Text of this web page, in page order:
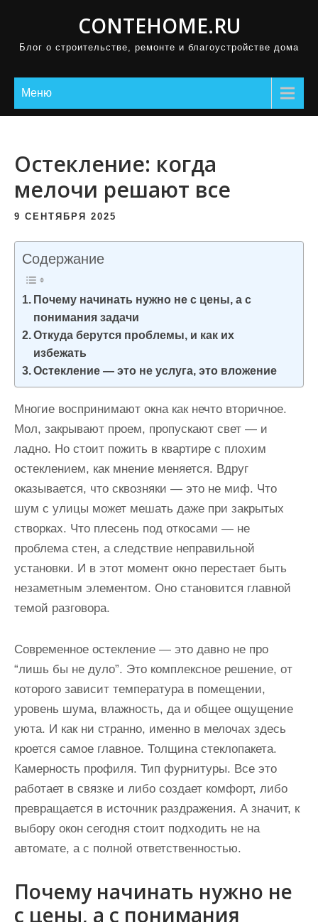
CONTEHOME.RU
Блог о строительстве, ремонте и благоустройстве дома
Меню
Остекление: когда
мелочи решают все
9 СЕНТЯБРЯ 2025
Содержание
Почему начинать нужно не с цены, а с
понимания задачи
Откуда берутся проблемы, и как их
избежать
Остекление — это не услуга, это вложение
Многие воспринимают окна как нечто вторичное.
Мол, закрывают проем, пропускают свет — и
ладно. Но стоит пожить в квартире с плохим
остеклением, как мнение меняется. Вдруг
оказывается, что сквозняки — это не миф. Что
шум с улицы может мешать даже при закрытых
створках. Что плесень под откосами — не
проблема стен, а следствие неправильной
установки. И в этот момент окно перестает быть
незаметным элементом. Оно становится главной
темой разговора.
Современное остекление — это давно не про
“лишь бы не дуло”. Это комплексное решение, от
которого зависит температура в помещении,
уровень шума, влажность, да и общее ощущение
уюта. И как ни странно, именно в мелочах здесь
кроется самое главное. Толщина стеклопакета.
Камерность профиля. Тип фурнитуры. Все это
работает в связке и либо создает комфорт, либо
превращается в источник раздражения. А значит, к
выбору окон сегодня стоит подходить не на
автомате, а с полной ответственностью.
Почему начинать нужно не
с цены, а с понимания